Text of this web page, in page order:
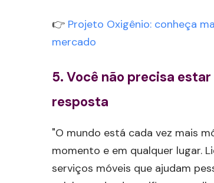
👉 Projeto Oxigênio: conheça
mercado
5. Você não precisa
resposta
"O mundo está cada vez mais
momento e em qualquer lugar.
serviços móveis que ajudam